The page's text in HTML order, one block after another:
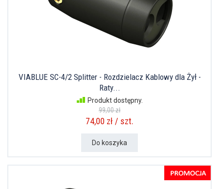
VIABLUE SC-4/2 Splitter - Rozdzielacz Kablowy dla Żył -
Raty...
Produkt dostępny.
99,00 zł
74,00 zł / szt.
Do koszyka